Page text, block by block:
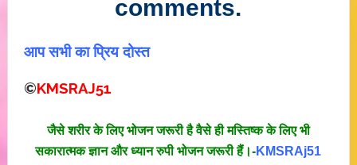
comments.
आप सभी का प्रिय दोस्त
©KMSRAJ51
जैसे शरीर के लिए भोजन जरूरी है वैसे ही मस्तिष्क के लिए भी
सकारात्मक ज्ञान और ध्यान रुपी भोजन जरूरी हैं।-KMSRAj51